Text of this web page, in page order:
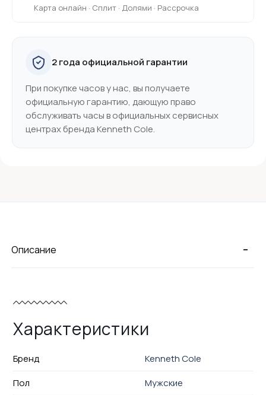
Карта онлайн · Сплит · Долями · Рассрочка
2 года официальной гарантии
При покупке часов у нас, вы получаете
официальную гарантию, дающую право
обслуживать часы в официальных сервисных
центрах бренда Kenneth Cole.
-
Описание
Характеристики
Бренд
Kenneth Cole
Пол
Мужские